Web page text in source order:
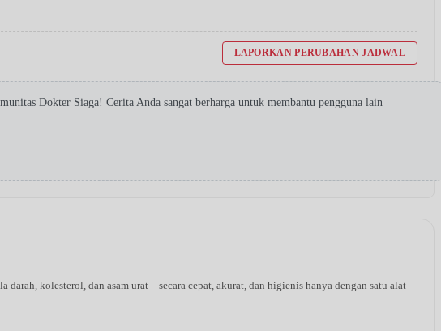
LAPORKAN PERUBAHAN JADWAL
Dokter Siaga! Cerita Anda sangat berharga untuk membantu pengguna lain
kolesterol, dan asam urat—secara cepat, akurat, dan higienis hanya dengan satu alat